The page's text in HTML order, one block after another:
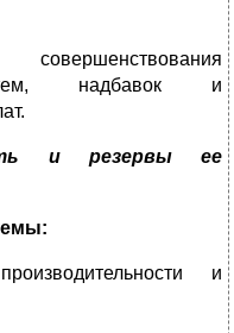
надбавок и
и резервы ее
и